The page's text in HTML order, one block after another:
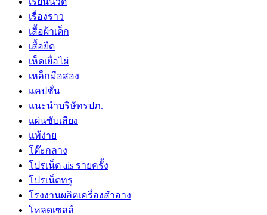
เรื่องราว
เสื้อผ้าเด็ก
เสื้อยืด
เห็ดเยื่อไผ่
เหล็กมือสอง
แคปชั่น
แนะนำบริษัทรปภ.
แผ่นซับเสียง
แพ้ง่าย
โต๊ะกลาง
โปรเน็ต ais รายครั้ง
โปรเน็ตทรู
โรงงานผลิตเครื่องสำอาง
โหลดเซลล์